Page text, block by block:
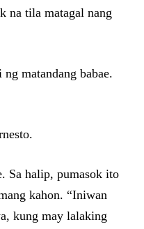
na tila matagal nang
matandang babae.
Sa halip, pumasok ito
kahon. “Iniwan
kung may lalaking